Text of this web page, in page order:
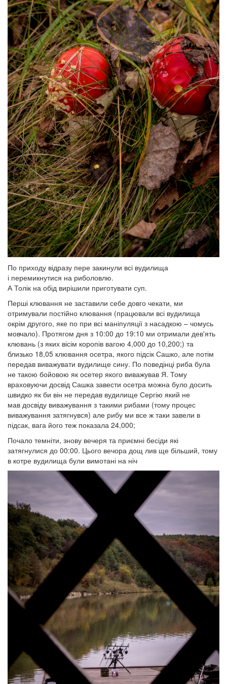
По приходу відразу пере закинули всі вудилища
і перемикнутися на риболовлю.
А Толік на обід вирішили приготувати суп.
Перші клювання не заставили себе довго чекати, ми
отримували постійно клювання (працювали всі вудилища
окрім другого, яке по при всі маніпуляції з насадкою – чомусь
мовчало). Протягом дня з 10:00 до 19:10 ми отримали дев'ять
клювань (з яких вісім коропів вагою 4,000 до 10,200;) та
близько 18,05 клювання осетра, якого підсік Сашко, але потім
передав виважувати вудилище сину. По поведінці риба була
не такою бойовою як осетер якого виважував Я. Тому
враховуючи досвід Сашка завести осетра можна було досить
швидко як би він не передав вудилище Сергію який не
мав досвіду виважування з такими рибами (тому процес
виважування затягнувся) але рибу ми все ж таки завели в
підсак, вага його теж показала 24,000;
Почало темніти, знову вечеря та приємні бесіди які
затягнулися до 00:00. Цього вечора дощ лив ще більший, тому
в котре вудилища були вимотані на ніч